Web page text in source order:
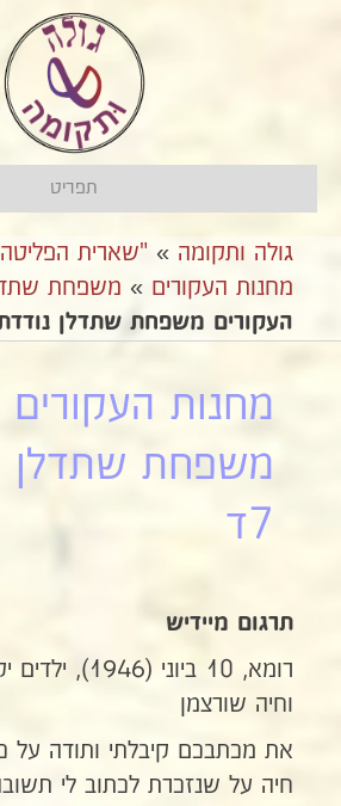
תפריט
גולה ותקומה » "שארית
מחנות העקורים » משפחת
העקורים משפחת שתדלן נודדת
מחנות העקורים
משפחת שתדלן
7ד
תרגום מיידיש
רומא, 10 ביוני
וחיה שורצמן
את מכתבכם קיבלתי ותודה על
חיה על שנזכרת לכתוב לי